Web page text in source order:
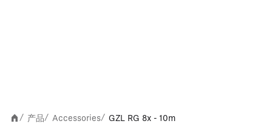
/ 产品/ Accessories/ GZL RG 8x - 10m